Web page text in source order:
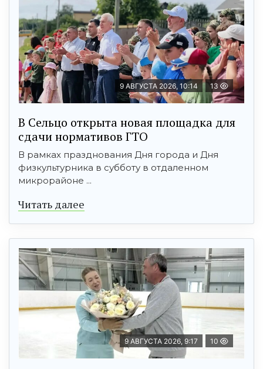
9 АВГУСТА 2026, 10:14 13
В Сельцо открыта новая площадка для
сдачи нормативов ГТО
В рамках празднования Дня города и Дня
физкультурника в субботу в отдаленном
микрорайоне ...
Читать далее
9 АВГУСТА 2026, 9:17 10